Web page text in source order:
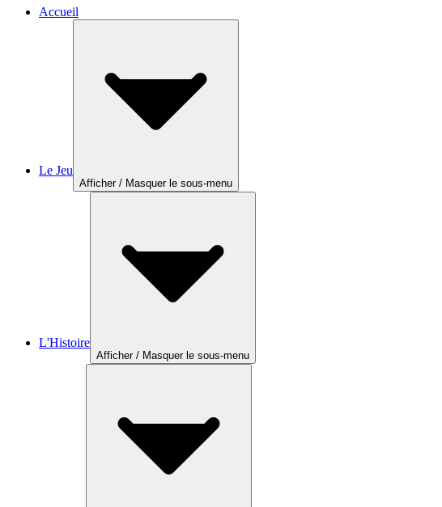
Accueil
Le Jeu
Afficher / Masquer le sous-menu
L'Histoire
Afficher / Masquer le sous-menu